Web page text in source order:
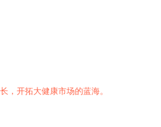
，开拓大健康市场的蓝海。